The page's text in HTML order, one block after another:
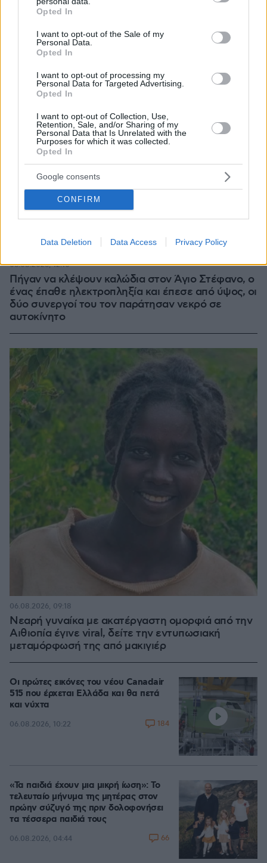
grant or deny consent to Google and its third-party tags to
use your data for below specified purposes in below Google
consent section.
Opted In
I want to opt-out of the Sale of my
Personal Data.
Opted In
I want to opt-out of processing my
Personal Data for Targeted Advertising.
Opted In
I want to opt-out of Collection, Use,
Retention, Sale, and/or Sharing of my
Personal Data that Is Unrelated with the
Purposes for which it was collected.
Opted In
Google consents
CONFIRM
Data Deletion Data Access Privacy Policy
Πήγαν να κλέψουν καλώδια στον Άγιο Στέφανο, ο
ένας έπαθε ηλεκτροπληξία και έπεσε από ύψος, οι
δύο συνεργοί του τον παράτησαν νεκρό σε
αυτοκίνητο
06.08.2026, 12:10
Νεαρή γυναίκα με ακατέργαστη ομορφιά από την
Αιθιοπία έγινε viral, δείτε την εντυπωσιακή
μεταμόρφωσή της από μακιγιέρ
06.08.2026, 09:18
Οι πρώτες εικόνες του νέου Canadair
515 που έρχεται Ελλάδα και θα πετά
και νύχτα
06.08.2026, 10:22 184
«Τα παιδιά έχουν μια μικρή ίωση»: Το
τελευταίο μήνυμα της μητέρας στον
πρώην σύζυγό της πριν δολοφονήσει
τα τέσσερα παιδιά τους
06.08.2026, 04:44 66